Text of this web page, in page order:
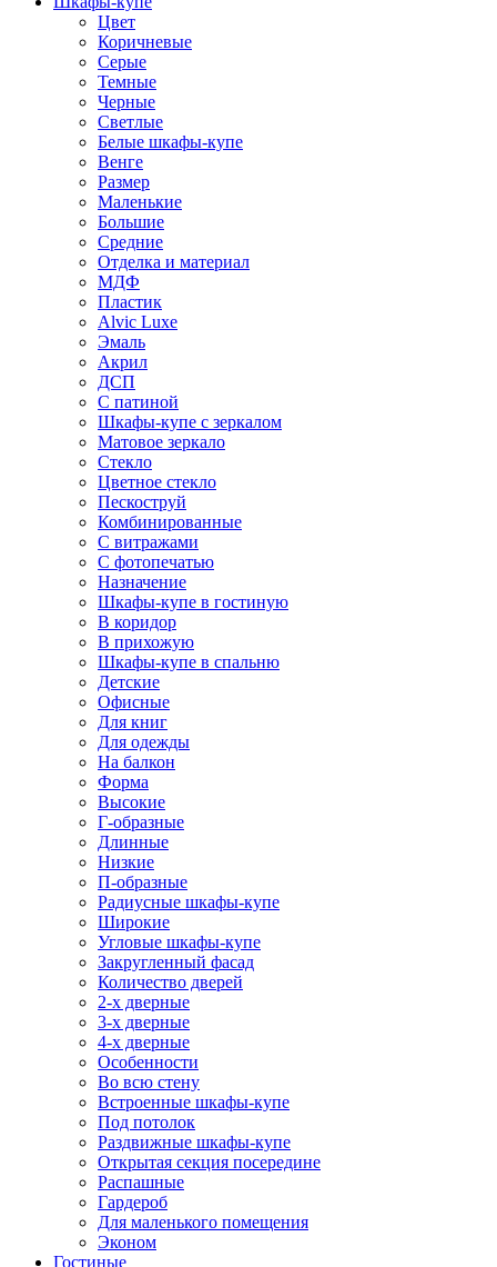
Цвет
Коричневые
Серые
Темные
Черные
Светлые
Белые шкафы-купе
Венге
Размер
Маленькие
Большие
Средние
Отделка и материал
МДФ
Пластик
Alvic Luxe
Эмаль
Акрил
ДСП
С патиной
Шкафы-купе с зеркалом
Матовое зеркало
Стекло
Цветное стекло
Пескоструй
Комбинированные
С витражами
С фотопечатью
Назначение
Шкафы-купе в гостиную
В коридор
В прихожую
Шкафы-купе в спальню
Детские
Офисные
Для книг
Для одежды
На балкон
Форма
Высокие
Г-образные
Длинные
Низкие
П-образные
Радиусные шкафы-купе
Широкие
Угловые шкафы-купе
Закругленный фасад
Количество дверей
2-х дверные
3-х дверные
4-х дверные
Особенности
Во всю стену
Встроенные шкафы-купе
Под потолок
Раздвижные шкафы-купе
Открытая секция посередине
Распашные
Гардероб
Для маленького помещения
Эконом
Гостиные